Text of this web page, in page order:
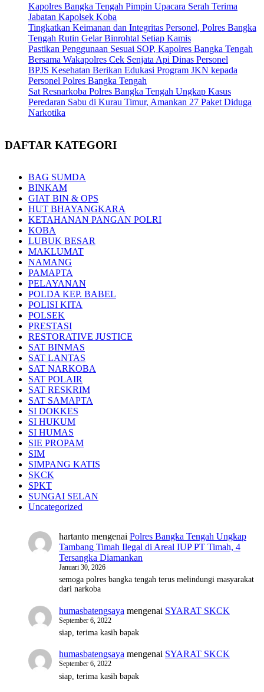
Kapolres Bangka Tengah Pimpin Upacara Serah Terima
Jabatan Kapolsek Koba
Tingkatkan Keimanan dan Integritas Personel, Polres Bangka
Tengah Rutin Gelar Binrohtal Setiap Kamis
Pastikan Penggunaan Sesuai SOP, Kapolres Bangka Tengah
Bersama Wakapolres Cek Senjata Api Dinas Personel
BPJS Kesehatan Berikan Edukasi Program JKN kepada
Personel Polres Bangka Tengah
Sat Resnarkoba Polres Bangka Tengah Ungkap Kasus
Peredaran Sabu di Kurau Timur, Amankan 27 Paket Diduga
Narkotika
DAFTAR KATEGORI
BAG SUMDA
BINKAM
GIAT BIN & OPS
HUT BHAYANGKARA
KETAHANAN PANGAN POLRI
KOBA
LUBUK BESAR
MAKLUMAT
NAMANG
PAMAPTA
PELAYANAN
POLDA KEP. BABEL
POLISI KITA
POLSEK
PRESTASI
RESTORATIVE JUSTICE
SAT BINMAS
SAT LANTAS
SAT NARKOBA
SAT POLAIR
SAT RESKRIM
SAT SAMAPTA
SI DOKKES
SI HUKUM
SI HUMAS
SIE PROPAM
SIM
SIMPANG KATIS
SKCK
SPKT
SUNGAI SELAN
Uncategorized
hartanto mengenai Polres Bangka Tengah Ungkap
Tambang Timah Ilegal di Areal IUP PT Timah, 4
Tersangka Diamankan
Januari 30, 2026
semoga polres bangka tengah terus melindungi masyarakat
dari narkoba
humasbatengsaya mengenai SYARAT SKCK
September 6, 2022
siap, terima kasih bapak
humasbatengsaya mengenai SYARAT SKCK
September 6, 2022
siap, terima kasih bapak